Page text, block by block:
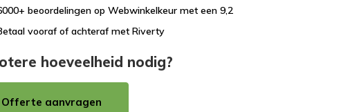
beoordelingen op Webwinkelkeur met een 9,2
vooraf of achteraf met Riverty
hoeveelheid nodig?
Offerte aanvragen